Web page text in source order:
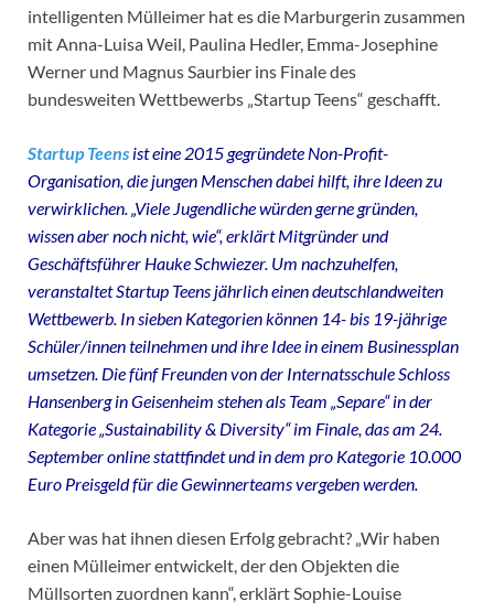
intelligenten Mülleimer hat es die Marburgerin zusammen
mit Anna-Luisa Weil, Paulina Hedler, Emma-Josephine
Werner und Magnus Saurbier ins Finale des
bundesweiten Wettbewerbs „Startup Teens“ geschafft.
Startup Teens ist eine 2015 gegründete Non-Profit-
Organisation, die jungen Menschen dabei hilft, ihre Ideen zu
verwirklichen. „Viele Jugendliche würden gerne gründen,
wissen aber noch nicht, wie“, erklärt Mitgründer und
Geschäftsführer Hauke Schwiezer. Um nachzuhelfen,
veranstaltet Startup Teens jährlich einen deutschlandweiten
Wettbewerb. In sieben Kategorien können 14- bis 19-jährige
Schüler/innen teilnehmen und ihre Idee in einem Businessplan
umsetzen. Die fünf Freunden von der Internatsschule Schloss
Hansenberg in Geisenheim stehen als Team „Separe“ in der
Kategorie „Sustainability & Diversity“ im Finale, das am 24.
September online stattfindet und in dem pro Kategorie 10.000
Euro Preisgeld für die Gewinnerteams vergeben werden.
Aber was hat ihnen diesen Erfolg gebracht? „Wir haben
einen Mülleimer entwickelt, der den Objekten die
Müllsorten zuordnen kann“, erklärt Sophie-Louise